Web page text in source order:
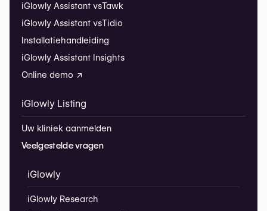
iGlowly Assistant vsTawk
iGlowly Assistant vsTidio
Installatiehandleiding
iGlowly Assistant Insights
Online demo ↗
iGlowly Listing
Uw kliniek aanmelden
Veelgestelde vragen
iGlowly
iGlowly Research